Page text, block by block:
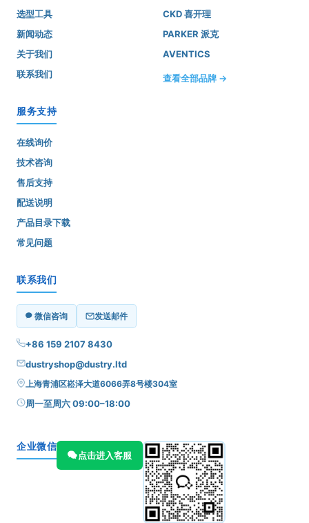
选型工具
新闻动态
关于我们
联系我们
CKD 喜开理
PARKER 派克
AVENTICS
查看全部品牌 →
服务支持
在线询价
技术咨询
售后支持
配送说明
产品目录下载
常见问题
联系我们
微信咨询 发送邮件
+86 159 2107 8430
dustryshop@dustry.ltd
上海青浦区崧泽大道6066弄8号楼304室
周一至周六 09:00–18:00
企业微信
点击进入客服